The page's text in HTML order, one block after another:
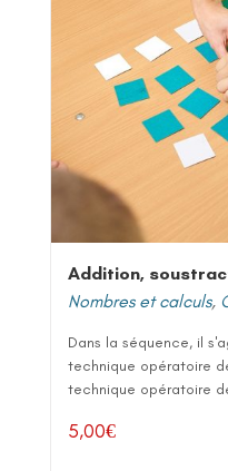
Addition,
Nombres et calculs,
Dans la séquence, il
technique opératoire
technique opératoire
5,00€